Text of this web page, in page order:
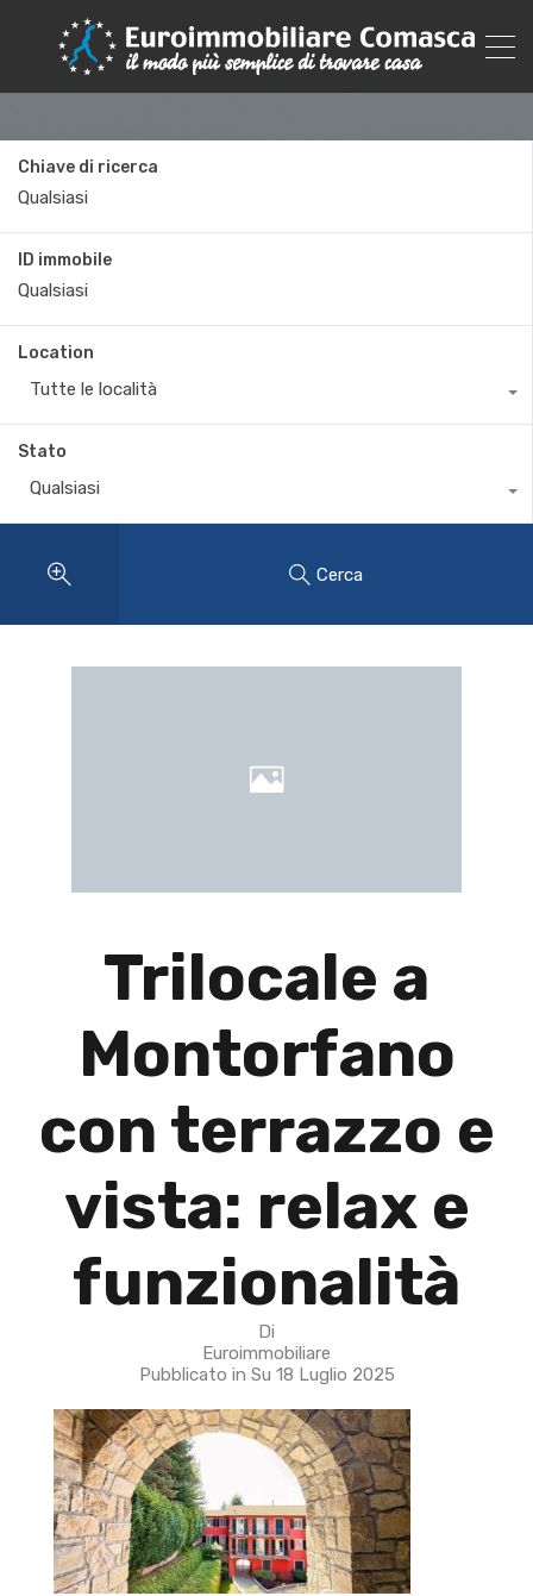
Chiave di ricerca
ID immobile
Location
Tutte le località
Stato
Qualsiasi
Cerca
Trilocale a
Montorfano
con terrazzo e
vista: relax e
funzionalità
Di
Euroimmobiliare
Pubblicato in Su 18 Luglio 2025